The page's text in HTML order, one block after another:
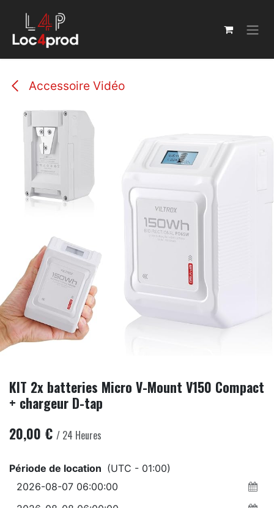
Accessoire Vidéo
KIT 2x batteries Micro V-Mount V150 Compact
+ chargeur D-tap
20,00 € / 24 Heures
Période de location (UTC - 01:00)